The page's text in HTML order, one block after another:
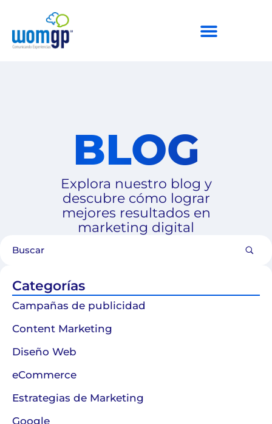
BLOG
Explora nuestro blog y
descubre cómo lograr
mejores resultados en
marketing digital
Categorías
Campañas de publicidad
Content Marketing
Diseño Web
eCommerce
Estrategias de Marketing
Google